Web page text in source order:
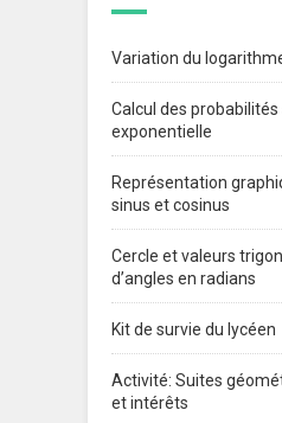
Variation du
Calcul des
exponentielle
Représentation
sinus et cosinus
Cercle et valeurs
d’angles en radians
Kit de survie du lycéen
Activité: Suites
et intérêts